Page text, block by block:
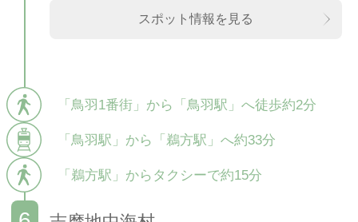
スポット情報を見る
「鳥羽1番街」から「鳥羽駅」へ徒歩約2分
「鳥羽駅」から「鵜方駅」へ約33分
「鵜方駅」からタクシーで約15分